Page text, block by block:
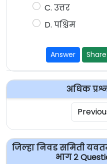
C. उत्तर
D. पश्चिम
Answer
अधिक
जिल्हा निवड समिती
भाग २